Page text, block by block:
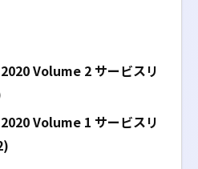
Volume 2 サービスリ
Volume 1 サービスリ